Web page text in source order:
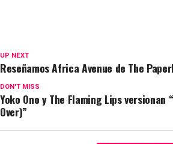
UP NEXT
Reseñamos Africa Avenue de The
DON'T MISS
Yoko Ono y The Flaming Lips versionan
Over)”